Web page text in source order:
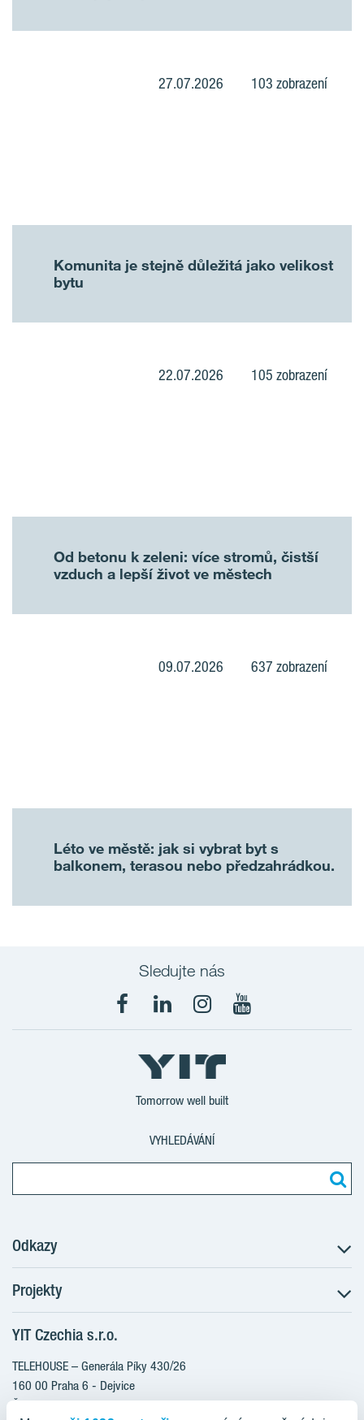
27.07.2026 103 zobrazení
Komunita je stejně důležitá jako velikost
bytu
22.07.2026 105 zobrazení
Od betonu k zeleni: více stromů, čistší
vzduch a lepší život ve městech
09.07.2026 637 zobrazení
Léto ve městě: jak si vybrat byt s
balkonem, terasou nebo předzahrádkou.
Sledujte nás
Tomorrow well built
VYHLEDÁVÁNÍ
Odkazy
Postup koupě
Klientské změny
Aktuality
Blog
Kariéra
Projekty
RANTA Barrandov III
RANTA Barrandov IV
TOIVO Roztyly II
YIT Czechia s.r.o.
TELEHOUSE – Generála Píky 430/26
160 00 Praha 6 - Dejvice
Česká republika